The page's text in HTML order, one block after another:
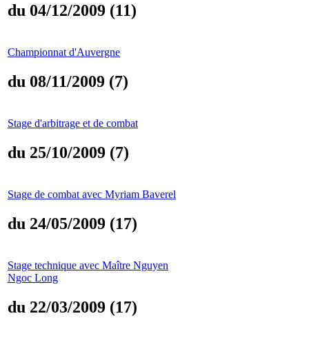
du 04/12/2009 (11)
Championnat d'Auvergne
du 08/11/2009 (7)
Stage d'arbitrage et de combat
du 25/10/2009 (7)
Stage de combat avec Myriam Baverel
du 24/05/2009 (17)
Stage technique avec Maître Nguyen
Ngoc Long
du 22/03/2009 (17)